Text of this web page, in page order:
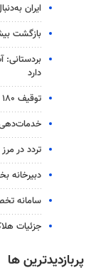
ایران
بازگشت بیش از یک میلیون
دارد
توقیف ۱۸۰ کیلوگرم فرآورده مرغ فاقد مجوز در میانه
تردد در مرز مهران به ۲
دبیرخانه
سامانه
جزئیات هلاکت و زخمی
پربازدیدترین ها